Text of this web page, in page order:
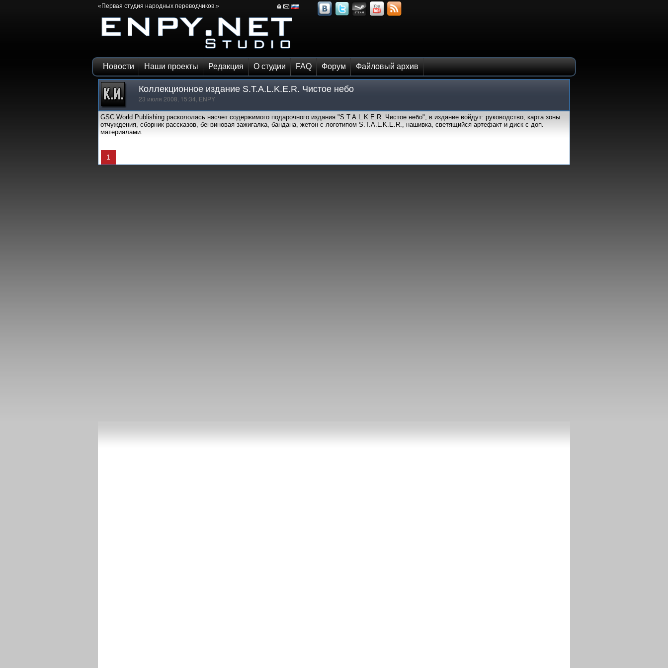
«Первая студия народных переводчиков.»
Новости Наши проекты Редакция О студии FAQ Форум Файловый архив
Коллекционное издание S.T.A.L.K.E.R. Чистое небо
23 июля 2008, 15:34, ENPY
GSC World Publishing раскололась насчет содержимого подарочного издания "S.T.A.L.K.E.R. Чистое небо", в издание войдут: руководство, карта зоны
отчуждения, сборник рассказов, бензиновая зажигалка, бандана, жетон с логотипом S.T.A.L.K.E.R., нашивка, светящийся артефакт и диск с доп.
материалами.
1